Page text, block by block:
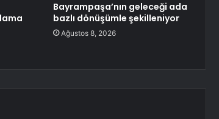
Bayrampaşa’nın geleceği ada
bazlı dönüşümle şekilleniyor
Ağustos 8, 2026